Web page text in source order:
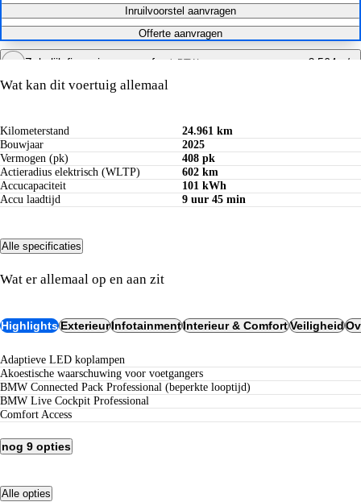
Inruilvoorstel aanvragen
Offerte aanvragen
Zakelijk financieren vanafexcl. BTW € 564 p/m
Wat kan dit voertuig allemaal
Kilometerstand
24.961 km
Bouwjaar
2025
Vermogen (pk)
408 pk
Actieradius elektrisch (WLTP)
602 km
Accucapaciteit
101 kWh
Accu laadtijd
9 uur 45 min
Alle specificaties
Wat er allemaal op en aan zit
HighlightsExterieurInfotainmentInterieur & ComfortVeiligheid
Adaptieve LED koplampen
Akoestische waarschuwing voor voetgangers
BMW Connected Pack Professional (beperkte looptijd)
BMW Live Cockpit Professional
Comfort Access
nog 9 opties
Alle opties